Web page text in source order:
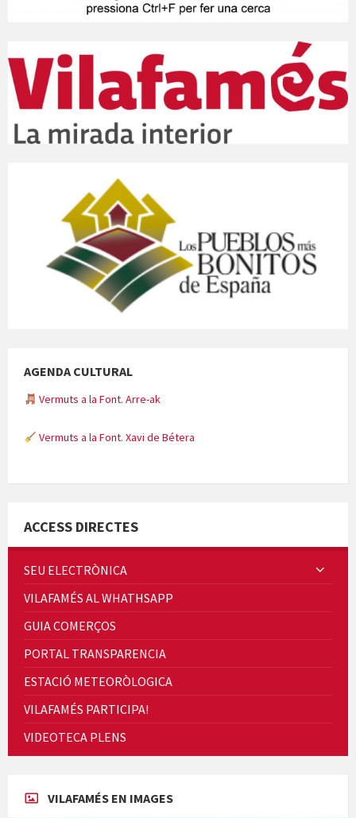
AGENDA CULTURAL
Vermuts a la Font. Arre-ak
Vermuts a la Font. Xavi de Bétera
Quintà Culroja
Cicle de Cine i Dones rurals
ACCESS DIRECTES
SEU ELECTRÒNICA
VILAFAMÉS AL WHATHSAPP
GUIA COMERÇOS
PORTAL TRANSPARENCIA
ESTACIÓ METEORÒLOGICA
VILAFAMÉS PARTICIPA!
VIDEOTECA PLENS
VILAFAMÉS EN IMAGES